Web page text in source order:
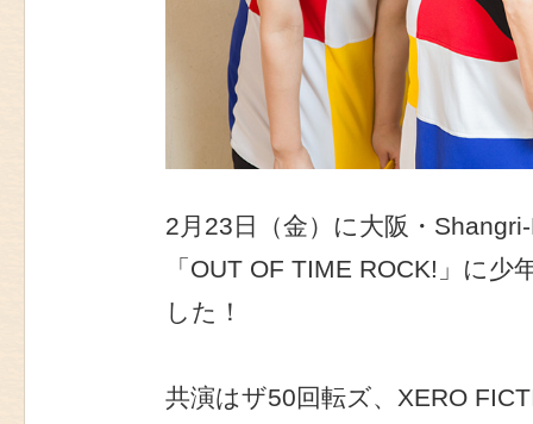
2月23日（金）に大阪・
「OUT OF TIME ROCK!」に
した！
共演はザ50回転ズ、XERO